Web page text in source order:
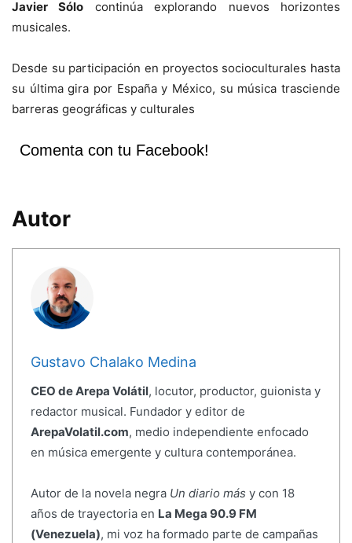
Javier Sólo continúa explorando nuevos horizontes
musicales.
Desde su participación en proyectos socioculturales hasta
su última gira por España y México, su música trasciende
barreras geográficas y culturales
Comenta con tu Facebook!
Autor
Gustavo Chalako Medina
CEO de Arepa Volátil, locutor, productor, guionista y
redactor musical. Fundador y editor de
ArepaVolatil.com, medio independiente enfocado
en música emergente y cultura contemporánea.
Autor de la novela negra Un diario más y con 18
años de trayectoria en La Mega 90.9 FM
(Venezuela), mi voz ha formado parte de campañas